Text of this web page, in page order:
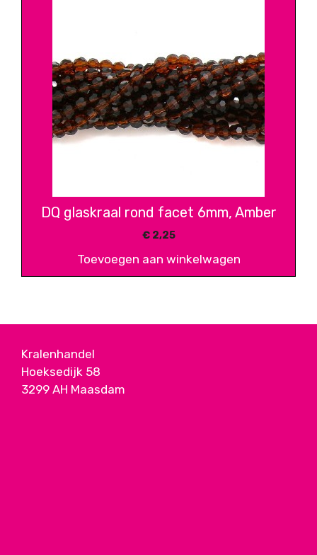
DQ glaskraal rond facet 6mm, Amber
€2,25
Toevoegen aan winkelwagen
Kralenhandel
Hoeksedijk 58
3299 AH Maasdam